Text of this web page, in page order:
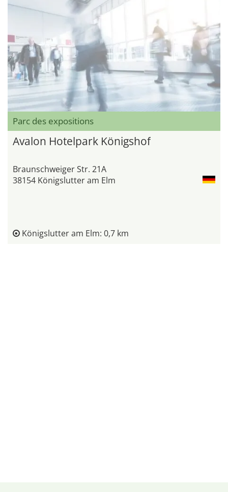
Parc des expositions
Avalon Hotelpark Königshof
Braunschweiger Str. 21A
38154 Königslutter am Elm
Königslutter am Elm: 0,7 km